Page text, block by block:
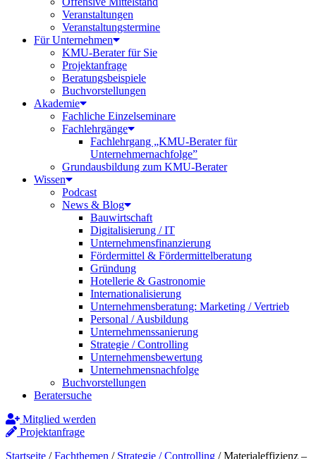
Veranstaltungen
Veranstaltungstermine
Für Unternehmen
KMU-Berater für Sie
Projektanfrage
Beratungsbeispiele
Buchvorstellungen
Akademie
Fachliche Einzelseminare
Fachlehrgänge
Fachlehrgang „KMU-Berater für
Unternehmernachfolge”
Grundausbildung zum KMU-Berater
Wissen
Podcast
News & Blog
Bauwirtschaft
Digitalisierung / IT
Unternehmensfinanzierung
Fördermittel & Fördermittelberatung
Gründung
Hotellerie & Gastronomie
Internationalisierung
Unternehmensberatung: Marketing / Vertrieb
Personal / Ausbildung
Unternehmenssanierung
Strategie / Controlling
Unternehmensbewertung
Unternehmensnachfolge
Buchvorstellungen
Beratersuche
Mitglied werden
Projektanfrage
Startseite /Fachthemen / Strategie / Controlling /Materialeffizienz –